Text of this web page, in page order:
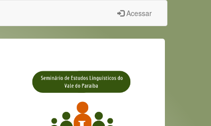
Acessar